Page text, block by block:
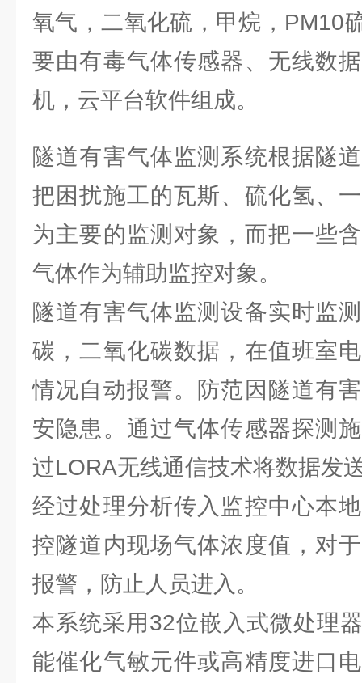
氧气，二氧化硫，甲烷，PM10
要由有毒气体传感器、无线数
机，云平台软件组成。
隧道有害气体监测系统根据隧
把困扰施工的瓦斯、硫化氢、
为主要的监测对象，而把一些
气体作为辅助监控对象。
隧道有害气体监测设备实时监
碳，二氧化碳数据，在值班室
情况自动报警。防范因隧道有
安隐患。通过气体传感器探测
过LORA无线通信技术将数据发
经过处理分析传入监控中心本
控隧道内现场气体浓度值，对
报警，防止人员进入。
本系统采用32位嵌入式微处理
能催化气敏元件或高精度进口